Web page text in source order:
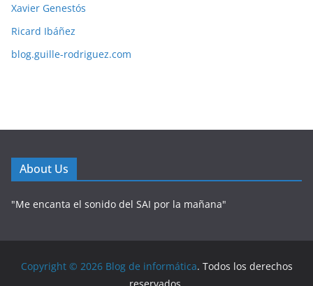
Xavier Genestós
Ricard Ibáñez
blog.guille-rodriguez.com
About Us
"Me encanta el sonido del SAI por la mañana"
Copyright © 2026 Blog de informática. Todos los derechos